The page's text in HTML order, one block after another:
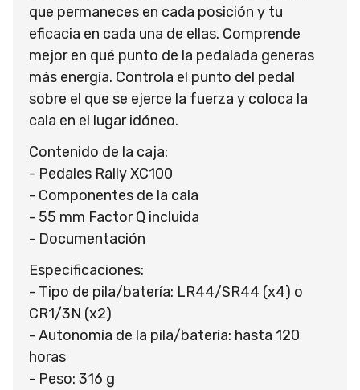
que permaneces en cada posición y tu
eficacia en cada una de ellas. Comprende
mejor en qué punto de la pedalada generas
más energía. Controla el punto del pedal
sobre el que se ejerce la fuerza y coloca la
cala en el lugar idóneo.
Contenido de la caja:
- Pedales Rally XC100
- Componentes de la cala
- 55 mm Factor Q incluida
- Documentación
Especificaciones:
- Tipo de pila/batería: LR44/SR44 (x4) o
CR1/3N (x2)
- Autonomía de la pila/batería: hasta 120
horas
- Peso: 316 g